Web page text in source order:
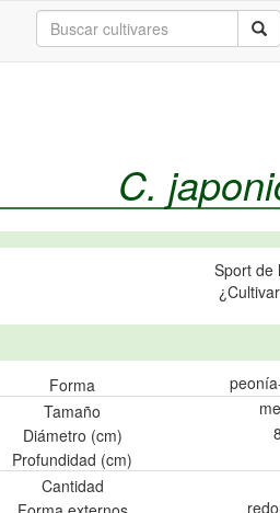
C.
Sport de
Forma
Tamaño
Diámetro (cm)
Profundidad (cm)
Cantidad